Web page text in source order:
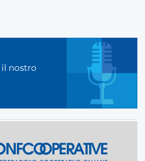
il nostro